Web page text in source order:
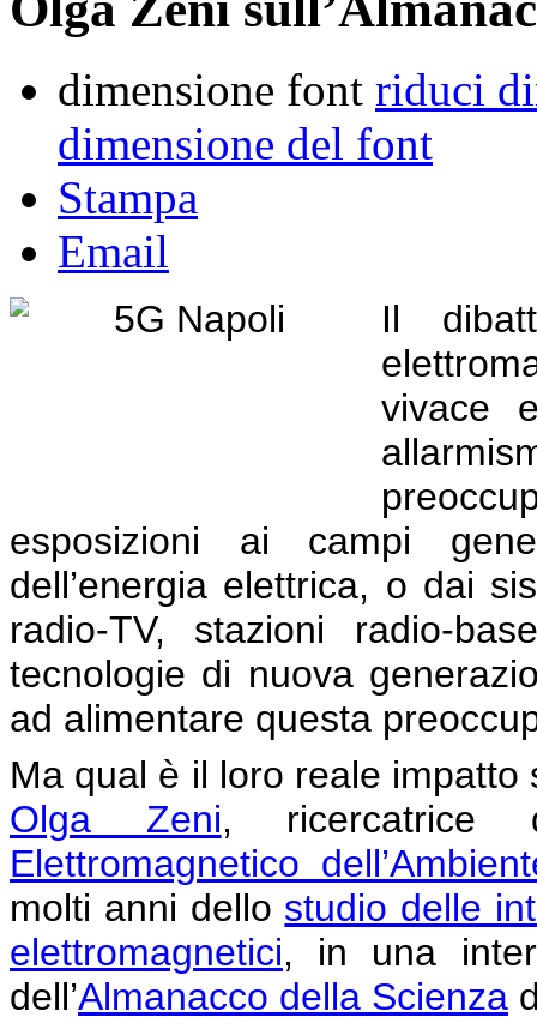
dimensione font riduci
dimensione del font
Stampa
Email
Il
vivace
esposizioni ai campi
dell’energia elettrica, o dai
radio-TV, stazioni radio-
tecnologie di nuova
ad alimentare questa
Ma qual è il loro reale impatto
Olga Zeni, ricercatrice
Elettromagnetico
molti anni dello studio delle
elettromagnetici, in una
dell’Almanacco della Scienza